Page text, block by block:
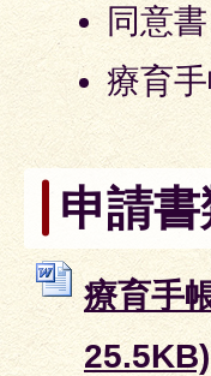
同意書
療育
申請
療育手
25.5KB)